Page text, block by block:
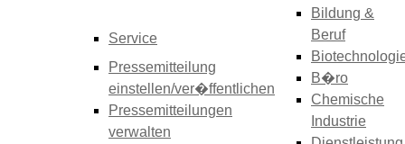
Service
Pressemitteilung
einstellen/ver�ffentlichen
Pressemitteilungen
verwalten
Bildung &
Beruf
B�ro
Chemische
Industrie